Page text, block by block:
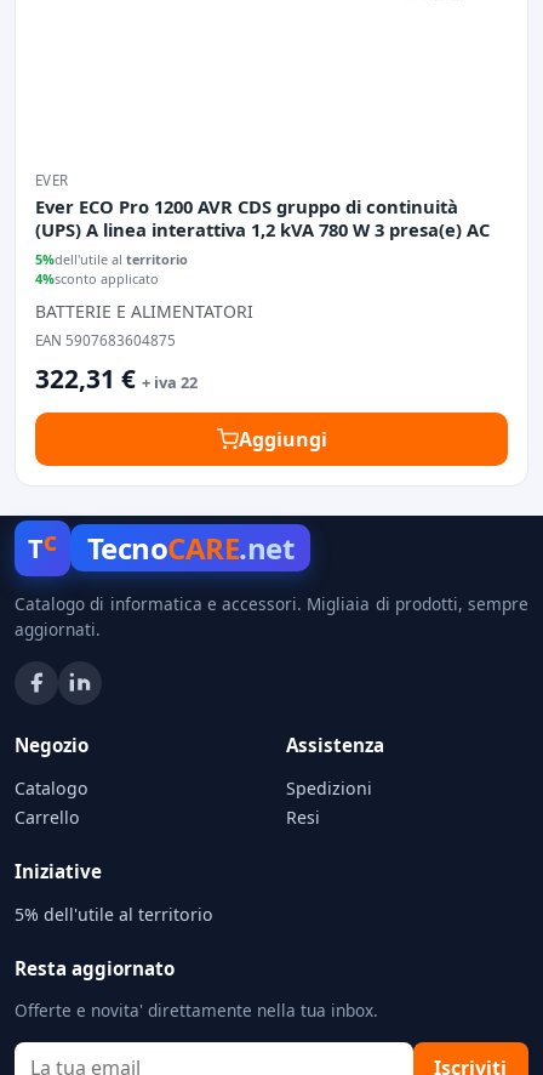
EVER
Ever ECO Pro 1200 AVR CDS gruppo di continuità
(UPS) A linea interattiva 1,2 kVA 780 W 3 presa(e) AC
5%dell'utile al territorio
4%sconto applicato
BATTERIE E ALIMENTATORI
EAN 5907683604875
322,31 € + iva 22
Aggiungi
Tc TecnoCARE.net
Catalogo di informatica e accessori. Migliaia di prodotti, sempre
aggiornati.
Negozio
Catalogo
Carrello
Assistenza
Spedizioni
Resi
Iniziative
5% dell'utile al territorio
Resta aggiornato
Offerte e novita' direttamente nella tua inbox.
Iscriviti